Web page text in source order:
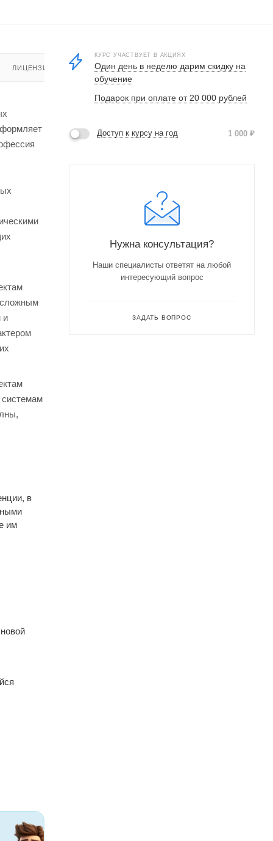
ЛИЦЕНЗИЯ
сложным
и
системам
в
им
КУРС УЧАСТВУЕТ В АКЦИЯХ
Один день в неделю дарим скидку на
обучение
Подарок при оплате от 20 000 рублей
Доступ к курсу на год 1 000 ₽
Нужна консультация?
Наши специалисты ответят на любой
интересующий вопрос
ЗАДАТЬ ВОПРОС